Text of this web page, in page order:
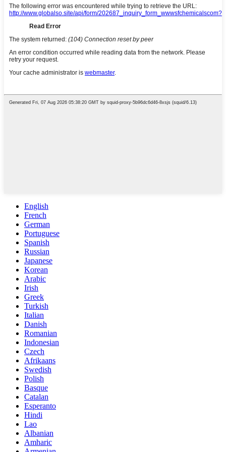
English
French
German
Portuguese
Spanish
Russian
Japanese
Korean
Arabic
Irish
Greek
Turkish
Italian
Danish
Romanian
Indonesian
Czech
Afrikaans
Swedish
Polish
Basque
Catalan
Esperanto
Hindi
Lao
Albanian
Amharic